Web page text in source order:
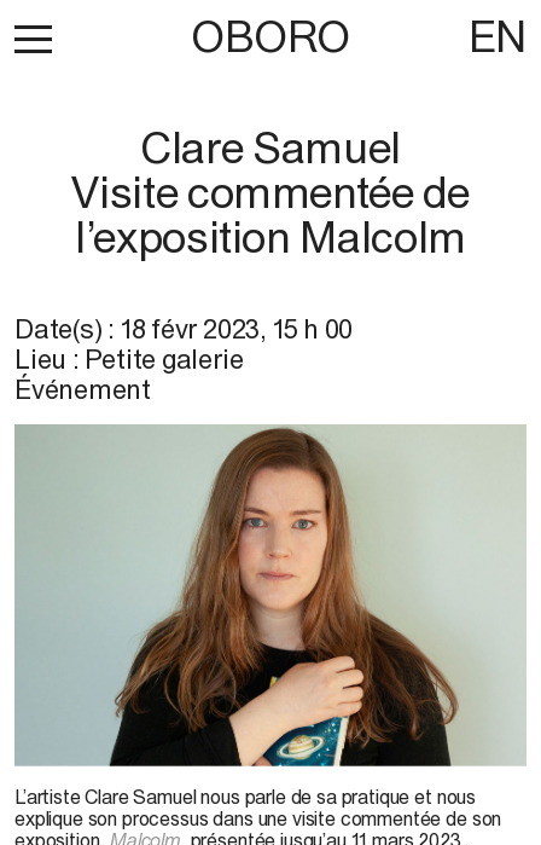
OBORO EN
Clare Samuel
Visite commentée de
l’exposition Malcolm
Date(s) : 18 févr 2023, 15 h 00
Lieu : Petite galerie
Événement
L’artiste Clare Samuel nous parle de sa pratique et nous
explique son processus dans une visite commentée de son
exposition,Malcolm, présentée jusqu’au 11 mars 2023.